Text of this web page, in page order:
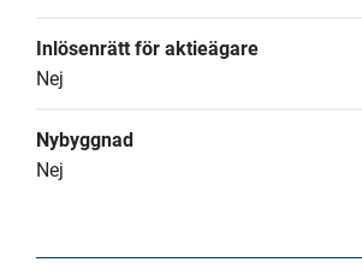
Inlösenrätt för aktieägare
Nej
Nybyggnad
Nej